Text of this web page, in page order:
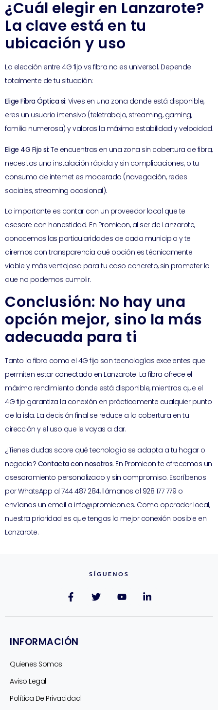
¿Cuál elegir en Lanzarote?
La clave está en tu
ubicación y uso
La elección entre 4G fijo vs fibra no es universal. Depende
totalmente de tu situación:
Elige Fibra Óptica si: Vives en una zona donde está disponible,
eres un usuario intensivo (teletrabajo, streaming, gaming,
familia numerosa) y valoras la máxima estabilidad y velocidad.
Elige 4G Fijo si: Te encuentras en una zona sin cobertura de fibra,
necesitas una instalación rápida y sin complicaciones, o tu
consumo de internet es moderado (navegación, redes
sociales, streaming ocasional).
Lo importante es contar con un proveedor local que te
asesore con honestidad. En Promicon, al ser de Lanzarote,
conocemos las particularidades de cada municipio y te
diremos con transparencia qué opción es técnicamente
viable y más ventajosa para tu caso concreto, sin prometer lo
que no podemos cumplir.
Conclusión: No hay una
opción mejor, sino la más
adecuada para ti
Tanto la fibra como el 4G fijo son tecnologías excelentes que
permiten estar conectado en Lanzarote. La fibra ofrece el
máximo rendimiento donde está disponible, mientras que el
4G fijo garantiza la conexión en prácticamente cualquier punto
de la isla. La decisión final se reduce a la cobertura en tu
dirección y el uso que le vayas a dar.
¿Tienes dudas sobre qué tecnología se adapta a tu hogar o
negocio? Contacta con nosotros. En Promicon te ofrecemos un
asesoramiento personalizado y sin compromiso. Escríbenos
por WhatsApp al 744 487 284, llámanos al 928 177 779 o
envíanos un email a info@promicon.es. Como operador local,
nuestra prioridad es que tengas la mejor conexión posible en
Lanzarote.
SÍGUENOS
INFORMACIÓN
Quienes Somos
Aviso Legal
Política De Privacidad